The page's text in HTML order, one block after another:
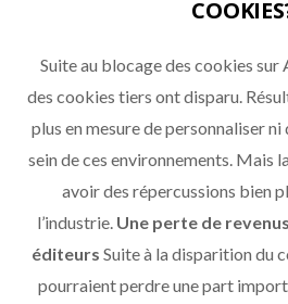
Suite au blocage des cookies sur
des cookies tiers ont disparu.
plus en mesure de personnaliser
sein de ces environnements. Mais
avoir des répercussions bien
l’industrie. Une perte de
éditeurs Suite à la disparition du
pourraient perdre une part